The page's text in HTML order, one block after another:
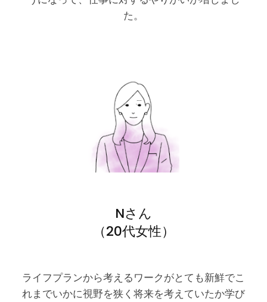
た。
Nさん
（20代女性）
ライフプランから考えるワークがとても新鮮でこ
れまでいかに視野を狭く将来を考えていたか学び